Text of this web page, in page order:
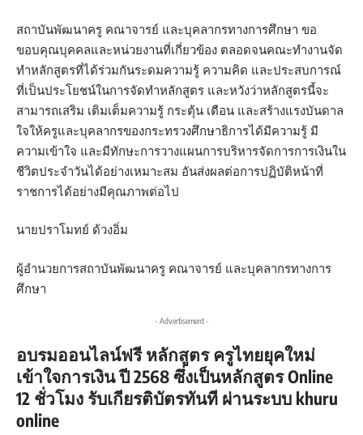
สถาบันพัฒนาครู คณาจารย์ และบุคลากรทางการศึกษา ขอ
ขอบคุณบุคคลและหน่วยงานที่เกี่ยวข้อง ตลอดจนคณะทำงานจัด
ทำหลักสูตรที่ได้ร่วมกันระดมความรู้ ความคิด และประสบการณ์
ที่เป็นประโยชน์ในการจัดทำหลักสูตร และหวังว่าหลักสูตรนี้จะ
สามารถเสริม เติมเต็มความรู้ กระตุ้น เตือน และสร้างแรงบันดาล
ใจให้ครูและบุคลากรของกระทรวงศึกษาธิการได้มีความรู้ มี
ความเข้าใจ และมีทักษะการวางแผนการบริหารจัดการการเงินใน
ชีวิตประจำวันได้อย่างเหมาะสม อันส่งผลต่อการปฏิบัติหน้าที่
ราชการได้อย่างมีคุณภาพต่อไป
นายปราโมทย์ ด้วงอิ่ม
ผู้อำนวยการสถาบันพัฒนาครู คณาจารย์ และบุคลากรทางการ
ศึกษา
- Advertisement -
อบรมออนไลน์ฟรี หลักสูตร ครูไทยยุคใหม่
เข้าใจการเงิน ปี 2568 ซึ่งเป็นหลักสูตร Online
12 ชั่วโมง รับเกียรติบัตรทันที ผ่านระบบ khuru
online